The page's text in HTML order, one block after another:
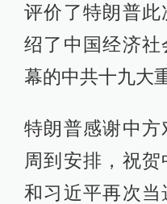
评价了特朗普
绍了中国经济
幕的中共十九大
特朗普感谢中
周到安排，祝
和习近平再次当